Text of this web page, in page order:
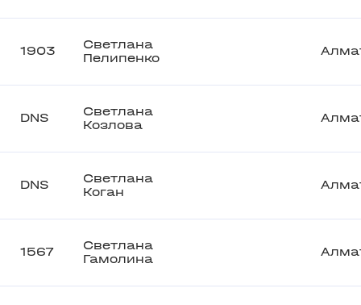
1903
Светлана
Пелипенко
DNS
Светлана
Козлова
DNS
Светлана
Коган
1567
Светлана
Гамолина